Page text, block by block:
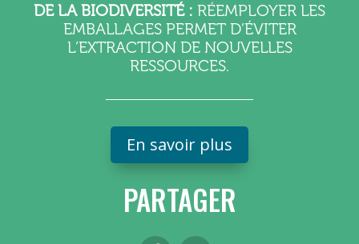
DE LA BIODIVERSITÉ : RÉEMPLOYER LES
EMBALLAGES PERMET D’ÉVITER
L’EXTRACTION DE NOUVELLES
RESSOURCES.
En savoir plus
PARTAGER